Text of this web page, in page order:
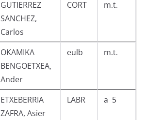
GUTIERREZ
SANCHEZ,
Carlos
CORT m.t.
OKAMIKA
BENGOETXEA,
Ander
eulb m.t.
ETXEBERRIA
ZAFRA, Asier
LABR a 5